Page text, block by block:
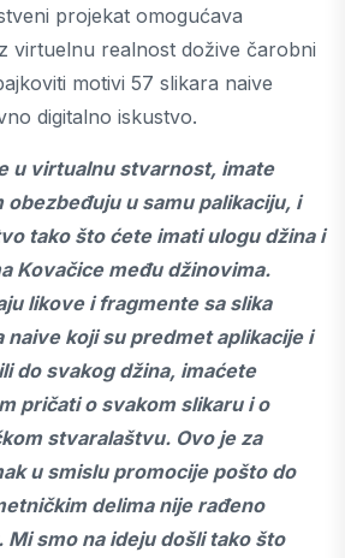
projekat omogućava
virtuelnu realnost dožive čarobni
motivi 57 slikara naive
digitalno iskustvo.
u virtualnu stvarnost, imate
obezbeđuju u samu palikaciju, i
tako što ćete imati ulogu džina i
Kovačice među džinovima.
likove i fragmente sa slika
naive koji su predmet aplikacije i
do svakog džina, imaćete
pričati o svakom slikaru i o
stvaralaštvu. Ovo je za
u smislu promocije pošto do
delima nije rađeno
smo na ideju došli tako što